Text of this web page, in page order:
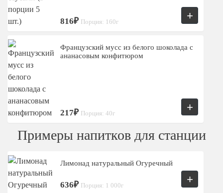
816₽ Порция: 160г +
Французский мусс из белого шоколада с
ананасовым конфитюром
217₽ Порция: 40г +
Примеры напитков для станции
Лимонад натуральный Огуречный
636₽ Порция: 1 000г +